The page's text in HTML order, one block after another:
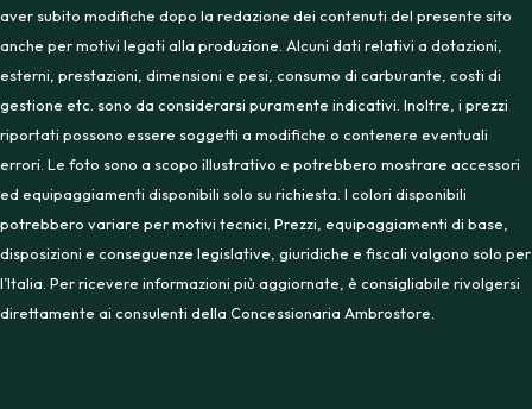
aver subito modifiche dopo la redazione dei contenuti del presente sito
anche per motivi legati alla produzione. Alcuni dati relativi a dotazioni,
esterni, prestazioni, dimensioni e pesi, consumo di carburante, costi di
gestione etc. sono da considerarsi puramente indicativi. Inoltre, i prezzi
riportati possono essere soggetti a modifiche o contenere eventuali
errori. Le foto sono a scopo illustrativo e potrebbero mostrare accessori
ed equipaggiamenti disponibili solo su richiesta. I colori disponibili
potrebbero variare per motivi tecnici. Prezzi, equipaggiamenti di base,
disposizioni e conseguenze legislative, giuridiche e fiscali valgono solo per
l’Italia. Per ricevere informazioni più aggiornate, è consigliabile rivolgersi
direttamente ai consulenti della Concessionaria Ambrostore.